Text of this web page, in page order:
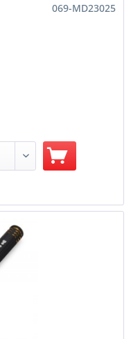
069-MD23025